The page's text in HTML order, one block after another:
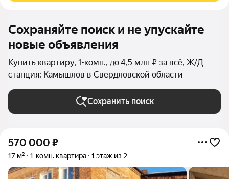
Сохраняйте поиск и не упускайте
новые объявления
Купить квартиру, 1-комн., до 4,5 млн ₽ за всё, Ж/Д
станция: Камышлов в Свердловской области
Сохранить поиск
570 000 ₽
17 м² 1-комн. квартира 1 этаж из 2